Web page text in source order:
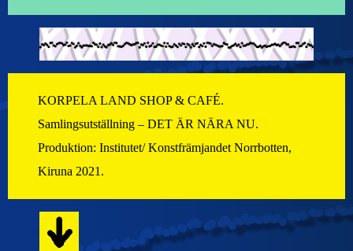
KORPELA LAND SHOP & CAFÉ.
Samlingsutställning – DET ÄR NÄRA NU.
Produktion: Institutet/ Konstfrämjandet Norrbotten,
Kiruna 2021.